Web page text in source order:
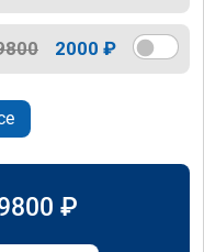
2000 ₽
₽